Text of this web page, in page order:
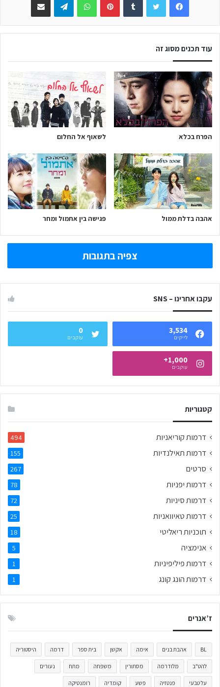
עוד תכנים מסוג זה
הפרח בכלא לשאוף אל החלום
אהבה בדלת ממול פגישה בין אתמול ומחר
צפיה בתגובות
עקבו אחרינו – SNS
3,534
לייקים
0
עוקבים
1,000+
עוקבים
קטגוריות
דרמות קוריאניות 494
דרמות תאילנדיות 155
סרטים 267
דרמות יפניות 78
דרמות סיניות 72
דרמות טאיוואניות 25
תוכניות ריאליטי 18
אנימציה 5
דרמות פיליפיניות 1
דרמות הונג קונג 1
ז’אנרים
BL אהבת בנים אימה אקשן בית ספר דרמה היסטוריה
להט"ב מלודרמה מסתורין משפחה מתח נעורים
על טבעי פנטזיה פשע קומדיה רומנטיקה